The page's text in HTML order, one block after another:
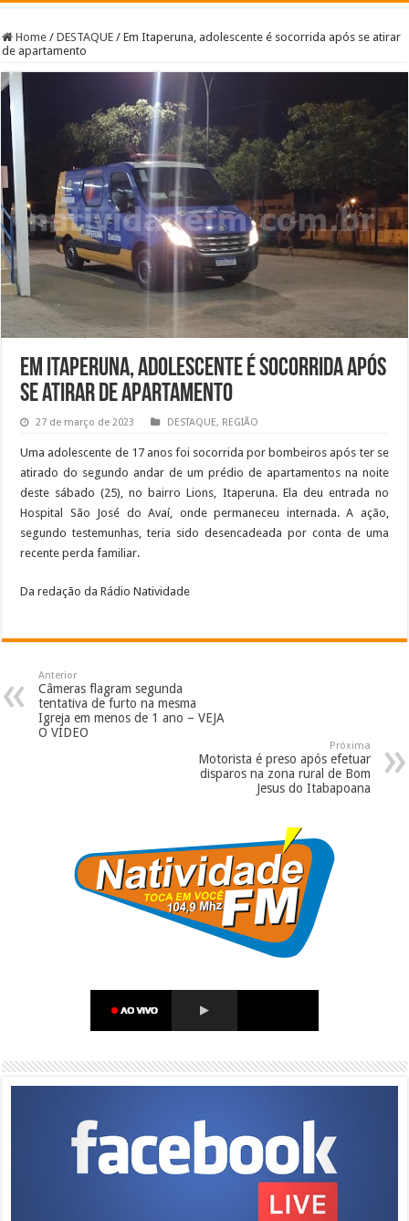
Home / DESTAQUE / Em Itaperuna, adolescente é socorrida após se atirar
de apartamento
Em Itaperuna, adolescente é socorrida após
se atirar de apartamento
27 de março de 2023 DESTAQUE, REGIÃO
Uma adolescente de 17 anos foi socorrida por bombeiros após ter se
atirado do segundo andar de um prédio de apartamentos na noite
deste sábado (25), no bairro Lions, Itaperuna. Ela deu entrada no
Hospital São José do Avaí, onde permaneceu internada. A ação,
segundo testemunhas, teria sido desencadeada por conta de uma
recente perda familiar.
Da redação da Rádio Natividade
Anterior
Câmeras flagram segunda
tentativa de furto na mesma
Igreja em menos de 1 ano – VEJA
O VÍDEO
Próxima
Motorista é preso após efetuar
disparos na zona rural de Bom
Jesus do Itabapoana